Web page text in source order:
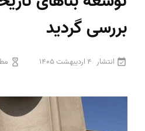
بررسی گردید
انتشار 4 اردیبهشت 1405